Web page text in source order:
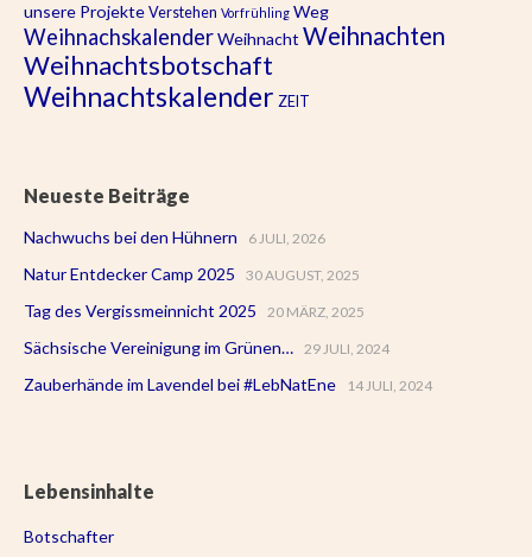
unsere Projekte Verstehen Vorfrühling Weg
WeihnachskalenderWeihnachtWeihnachten
Weihnachtsbotschaft
Weihnachtskalender ZEIT
Neueste Beiträge
Nachwuchs bei den Hühnern 6 JULI, 2026
Natur Entdecker Camp 2025 30 AUGUST, 2025
Tag des Vergissmeinnicht 2025 20 MÄRZ, 2025
Sächsische Vereinigung im Grünen… 29 JULI, 2024
Zauberhände im Lavendel bei #LebNatEne 14 JULI, 2024
Lebensinhalte
Botschafter